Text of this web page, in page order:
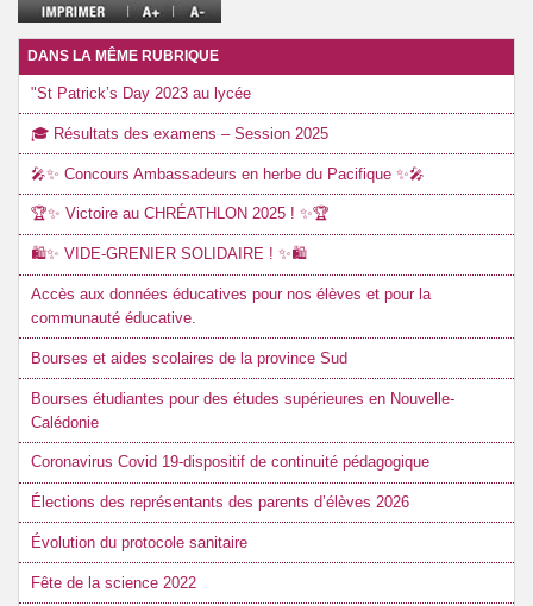
DANS LA MÊME RUBRIQUE
"St Patrick’s Day 2023 au lycée
🎓 Résultats des examens – Session 2025
🎤✨ Concours Ambassadeurs en herbe du Pacifique ✨🎤
🏆✨ Victoire au CHRÉATHLON 2025 ! ✨🏆
🛍️✨ VIDE-GRENIER SOLIDAIRE ! ✨🛍️
Accès aux données éducatives pour nos élèves et pour la
communauté éducative.
Bourses et aides scolaires de la province Sud
Bourses étudiantes pour des études supérieures en Nouvelle-
Calédonie
Coronavirus Covid 19-dispositif de continuité pédagogique
Élections des représentants des parents d’élèves 2026
Évolution du protocole sanitaire
Fête de la science 2022